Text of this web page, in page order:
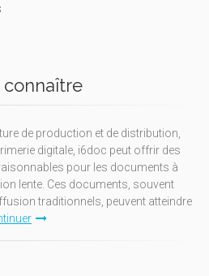
connaître
de production et de distribution,
digitale, i6doc peut offrir des
pour les documents à
lente. Ces documents, souvent
traditionnels, peuvent atteindre